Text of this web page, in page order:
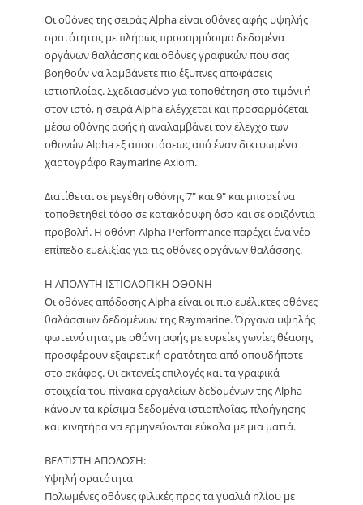
Οι οθόνες της σειράς Alpha είναι οθόνες αφής υψηλής
ορατότητας με πλήρως προσαρμόσιμα δεδομένα
οργάνων θαλάσσης και οθόνες γραφικών που σας
βοηθούν να λαμβάνετε πιο έξυπνες αποφάσεις
ιστιοπλοΐας. Σχεδιασμένο για τοποθέτηση στο τιμόνι ή
στον ιστό, η σειρά Alpha ελέγχεται και προσαρμόζεται
μέσω οθόνης αφής ή αναλαμβάνει τον έλεγχο των
οθονών Alpha εξ αποστάσεως από έναν δικτυωμένο
χαρτογράφο Raymarine Axiom.
Διατίθεται σε μεγέθη οθόνης 7″ και 9″ και μπορεί να
τοποθετηθεί τόσο σε κατακόρυφη όσο και σε οριζόντια
προβολή. Η οθόνη Alpha Performance παρέχει ένα νέο
επίπεδο ευελιξίας για τις οθόνες οργάνων θαλάσσης.
Η ΑΠΟΛΥΤΗ ΙΣΤΙΟΛΟΓΙΚΗ ΟΘΟΝΗ
Οι οθόνες απόδοσης Alpha είναι οι πιο ευέλικτες οθόνες
θαλάσσιων δεδομένων της Raymarine. Όργανα υψηλής
φωτεινότητας με οθόνη αφής με ευρείες γωνίες θέασης
προσφέρουν εξαιρετική ορατότητα από οπουδήποτε
στο σκάφος. Οι εκτενείς επιλογές και τα γραφικά
στοιχεία του πίνακα εργαλείων δεδομένων της Alpha
κάνουν τα κρίσιμα δεδομένα ιστιοπλοΐας, πλοήγησης
και κινητήρα να ερμηνεύονται εύκολα με μια ματιά.
ΒΕΛΤΙΣΤΗ ΑΠΟΔΟΣΗ:
Υψηλή ορατότητα
Πολωμένες οθόνες φιλικές προς τα γυαλιά ηλίου με